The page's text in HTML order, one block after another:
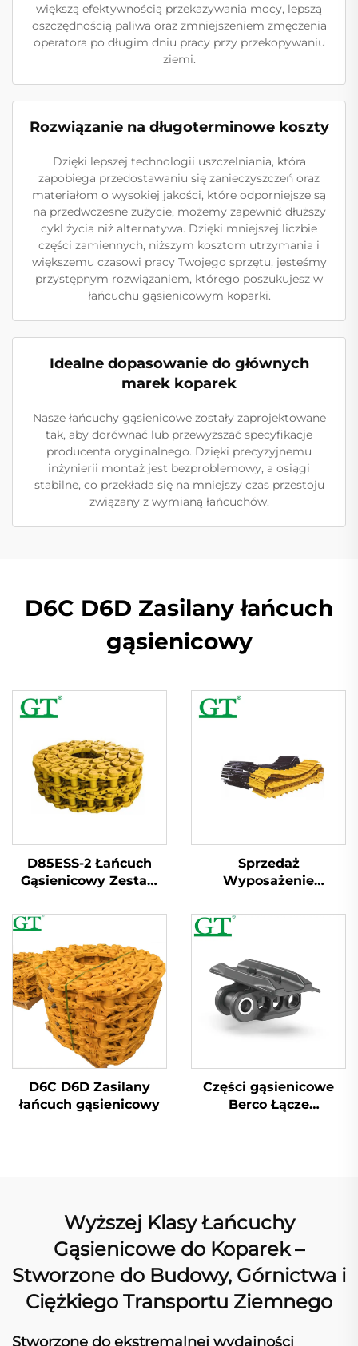
większą efektywnością przekazywania mocy, lepszą
oszczędnością paliwa oraz zmniejszeniem zmęczenia
operatora po długim dniu pracy przy przekopywaniu
ziemi.
Rozwiązanie na długoterminowe koszty
Dzięki lepszej technologii uszczelniania, która
zapobiega przedostawaniu się zanieczyszczeń oraz
materiałom o wysokiej jakości, które odporniejsze są
na przedwczesne zużycie, możemy zapewnić dłuższy
cykl życia niż alternatywa. Dzięki mniejszej liczbie
części zamiennych, niższym kosztom utrzymania i
większemu czasowi pracy Twojego sprzętu, jesteśmy
przystępnym rozwiązaniem, którego poszukujesz w
łańcuchu gąsienicowym koparki.
Idealne dopasowanie do głównych
marek koparek
Nasze łańcuchy gąsienicowe zostały zaprojektowane
tak, aby dorównać lub przewyższać specyfikacje
producenta oryginalnego. Dzięki precyzyjnemu
inżynierii montaż jest bezproblemowy, a osiągi
stabilne, co przekłada się na mniejszy czas przestoju
związany z wymianą łańcuchów.
D6C D6D Zasilany łańcuch
gąsienicowy
D85ESS-2 Łańcuch
Gąsienicowy Zestaw
Smarowanego
Sprzedaż
Wyposażenie
00201 Część Berco Nr
KM1262/40 PC100-5
Łańcuchowej Koparki
D6C D6D Zasilany
łańcuch gąsienicowy
Części gąsienicowe
Berco Łącze
Wyższej Klasy Łańcuchy
Gąsienicowe do Koparek –
Stworzone do Budowy, Górnictwa i
Ciężkiego Transportu Ziemnego
Stworzone do ekstremalnej wydajności